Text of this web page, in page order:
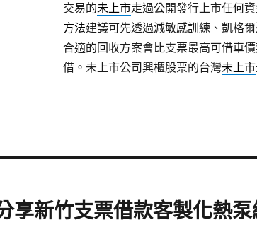
交易的未上市走過公開發行上市任何
方法建議可先透過減敏感訓練、凱格
合適的回收方案會比支票最高可借車
借。未上市公司興櫃股票的台灣未上市
享新竹支票借款客製化熱